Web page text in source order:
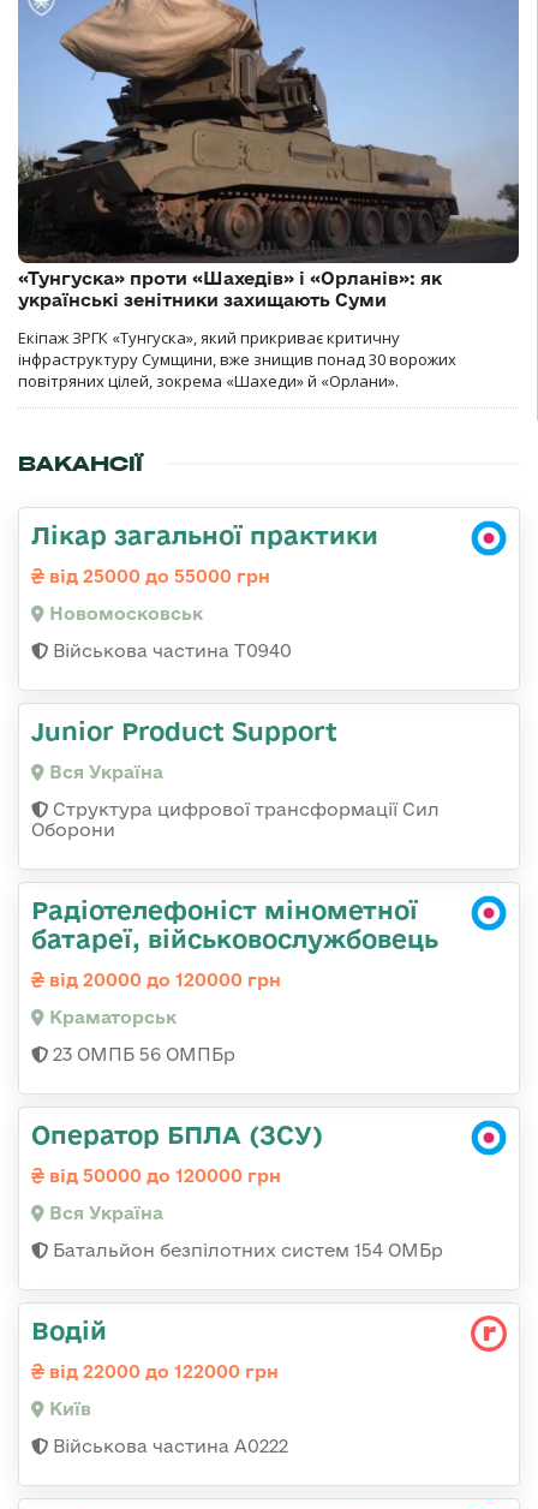
«Тунгуска» проти «Шахедів» і «Орланів»: як
українські зенітники захищають Суми
Екіпаж ЗРГК «Тунгуска», який прикриває критичну
інфраструктуру Сумщини, вже знищив понад 30 ворожих
повітряних цілей, зокрема «Шахеди» й «Орлани».
ВАКАНСІЇ
Лікар загальної практики
від 25000 до 55000 грн
Новомосковськ
Військова частина Т0940
Junior Product Support
Вся Україна
Структура цифрової трансформації Сил
Оборони
Радіотелефоніст мінометної
батареї, військовослужбовець
від 20000 до 120000 грн
Краматорськ
23 ОМПБ 56 ОМПБр
Оператор БПЛА (ЗСУ)
від 50000 до 120000 грн
Вся Україна
Батальйон безпілотних систем 154 ОМБр
Водій
від 22000 до 122000 грн
Київ
Військова частина А0222